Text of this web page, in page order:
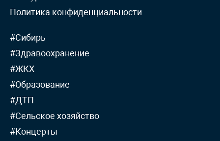
Политика конфиденциальности
#Сибирь
#Здравоохранение
#ЖКХ
#Образование
#ДТП
#Сельское хозяйство
#Концерты